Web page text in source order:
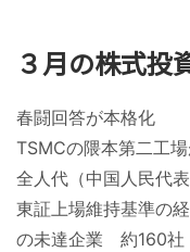
３月の株式投
春闘回答が本格化
TSMCの隈本第二工場
全人代（中国人民代表
東証上場維持基準
の未達企業 約160社